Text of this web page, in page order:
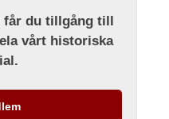
får du tillgång till
vårt historiska